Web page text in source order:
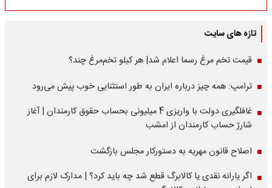
تازه های سایت
قیمت تخم مرغ رسما اعلام شد| هر کیلو تخم‌مرغ چند؟
ترامپ: همه چیز درباره ایران به طور استثنایی خوب پیش می‌رود
غافلگیری دولت با واریزی 4 میلیونی بحساب حقوق کارمندان | آغاز
شارژ حساب کارمندان از امشب
اصلاح قانون مهریه به دستورکار مجلس بازگشت
اگر یارانه نقدی یا کالابرگ قطع شد چه باید کرد؟ | مدارک لازم برای